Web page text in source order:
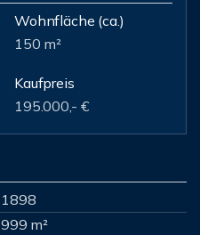
Wohnfläche (ca.)
150 m²
Kaufpreis
195.000,- €
1898
999 m²